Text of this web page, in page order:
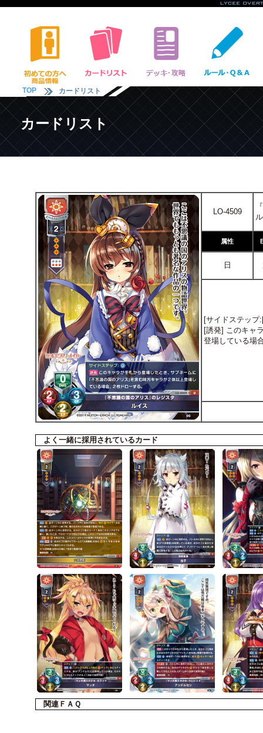
TOP カードリスト
カードリスト
LO-4509
属性
日
[サイドステップ
[誘発] このキャ
登場している場
よく一緒に採用されているカード
関連ＦＡＱ